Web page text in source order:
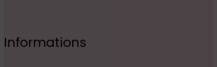
Informations